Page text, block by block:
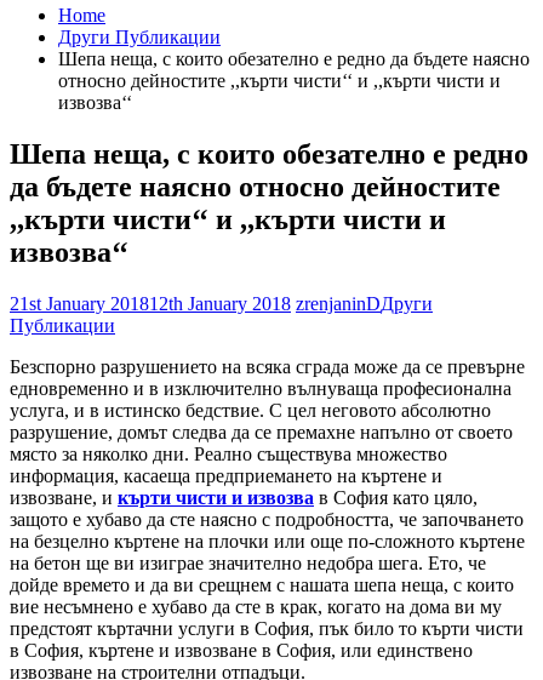
Home
Други Публикации
Шепа неща, с които обезателно е редно да бъдете наясно
относно дейностите ,,кърти чисти‘‘ и ,,кърти чисти и
извозва‘‘
Шепа неща, с които обезателно е редно
да бъдете наясно относно дейностите
,,кърти чисти‘‘ и ,,кърти чисти и
извозва‘‘
21st January 201812th January 2018 zrenjaninDДруги
Публикации
Безспорно разрушението на всяка сграда може да се превърне
едновременно и в изключително вълнуваща професионална
услуга, и в истинско бедствие. С цел неговото абсолютно
разрушение, домът следва да се премахне напълно от своето
място за няколко дни. Реално съществува множество
информация, касаеща предприемането на къртене и
извозване, и кърти чисти и извозва в София като цяло,
защото е хубаво да сте наясно с подробността, че започването
на безцелно къртене на плочки или още по-сложното къртене
на бетон ще ви изиграе значително недобра шега. Ето, че
дойде времето и да ви срещнем с нашата шепа неща, с които
вие несъмнено е хубаво да сте в крак, когато на дома ви му
предстоят къртачни услуги в София, пък било то кърти чисти
в София, къртене и извозване в София, или единствено
извозване на строителни отпадъци.